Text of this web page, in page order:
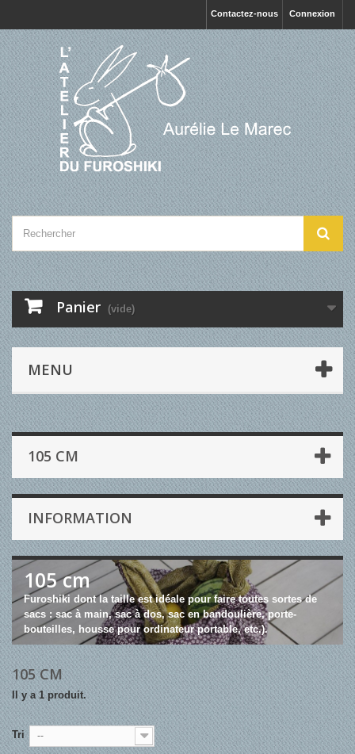
Connexion
Contactez-nous
Panier (vide)
MENU
105 CM
INFORMATION
105 cm
Furoshiki dont la taille est idéale pour faire toutes sortes de
sacs : sac à main, sac à dos, sac en bandoulière, porte-
bouteilles, housse pour ordinateur portable, etc.).
105 CM
Il y a 1 produit.
Tri --